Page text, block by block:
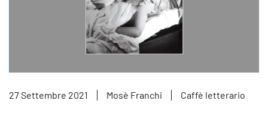
27 Settembre 2021 Mosè Franchi Caffè letterario